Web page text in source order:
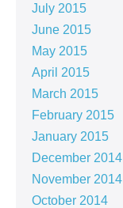
July 2015
June 2015
May 2015
April 2015
March 2015
February 2015
January 2015
December 2014
November 2014
October 2014